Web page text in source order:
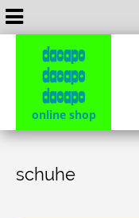
dacapo
dacapo
dacapo
online shop
schuhe